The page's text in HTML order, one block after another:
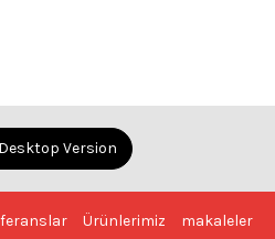
Version
Ürünlerimiz makaleler